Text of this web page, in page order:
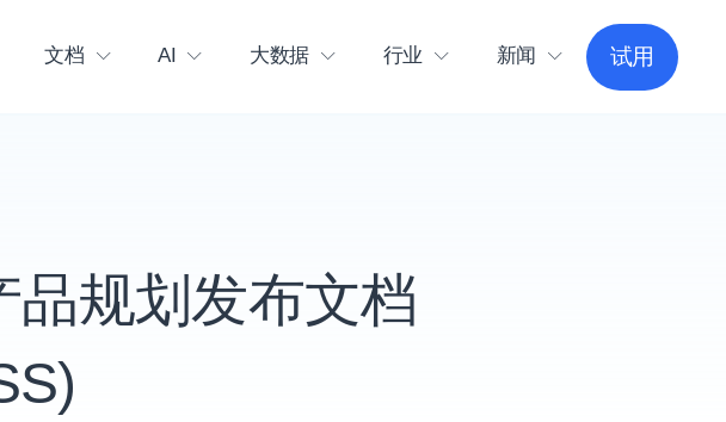
文档 AI 大数据 行业 新闻 试用
品规划发布文档